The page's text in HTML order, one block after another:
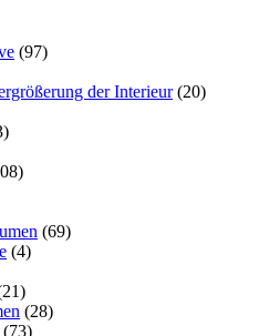
(97)
der Interieur (20)
(69)
(4)
(28)
(73)